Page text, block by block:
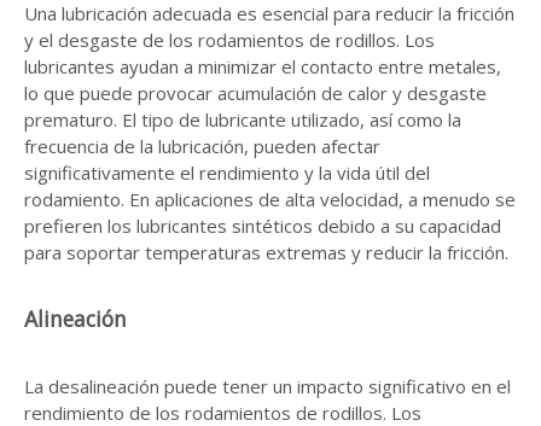
Una lubricación adecuada es esencial para reducir la fricción
y el desgaste de los rodamientos de rodillos. Los
lubricantes ayudan a minimizar el contacto entre metales,
lo que puede provocar acumulación de calor y desgaste
prematuro. El tipo de lubricante utilizado, así como la
frecuencia de la lubricación, pueden afectar
significativamente el rendimiento y la vida útil del
rodamiento. En aplicaciones de alta velocidad, a menudo se
prefieren los lubricantes sintéticos debido a su capacidad
para soportar temperaturas extremas y reducir la fricción.
Alineación
La desalineación puede tener un impacto significativo en el
rendimiento de los rodamientos de rodillos. Los